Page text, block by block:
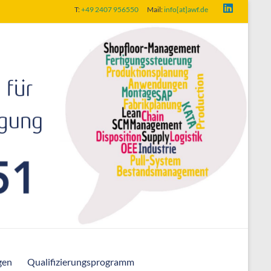
T:+49 2407 956550 Mail:info[at]awf.de
Qualifizierungsprogramm